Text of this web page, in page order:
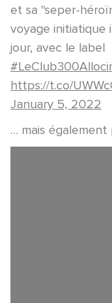
et sa "seper-
voyage initiatique
jour, avec le label
https://t.co/
January 5, 2022
… mais